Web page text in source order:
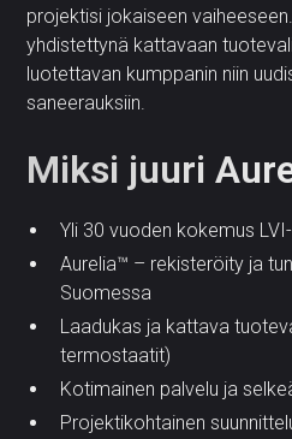
projektisi jokaiseen
yhdistettynä kattavaan
luotettavan kumppanin niin
saneerauksiin.
Miksi juuri
Yli 30 vuoden kokemus
Aurelia™ – rekisteröity ja
Suomessa
Laadukas ja kattava
termostaatit)
Kotimainen palvelu ja
Projektikohtainen